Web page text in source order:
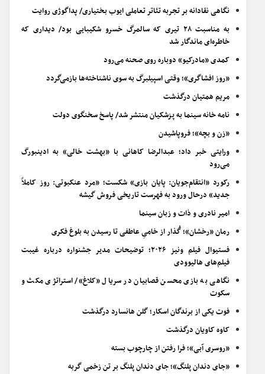
نگاهی نقادانه بر تجربه تئاتر تعاملی ایوب بختیاری/ پداگوژی روایت
به مناسبت ۲۸ تیری که سالمرگ خسرو شکیبایی بود/ دیداری که
خاطره‌ای ماندگار شد
کمدی «مادرکیو» دوباره روی صحنه می‌رود
«روز افشاگری»؛ وقتی اسپیلبرگ به سوی ناشناخته‌ها بازمی‌گردد
مریم همتیان درگذشت
نامه خانه سینما به پزشکیان منتشر شد/ پاسخ سخنگوی دولت
«زن و بچه»؛ فروپاشیدن
ورایتی خبر داد؛ عبدالرضا کاهانی با «بهشت خالی» به ادینبورگ
می‌رود
رکورد «انتقام‌جویان: پایان بازی» شکست؛ «مرد عنکبوتی: روز کاملاً
جدید» درحال ورود به فهرست تاریخی فروش گیشه
امیر نادری و ذات و زبان سینما
رمان «رخشان»؛ گُذار از خامیِ عاطفی تا رسیدن به بلوغ فکری
فستیوال فیلم ونیز ۲۰۲۶؛ توضیحات مدیر جشنواره درباره غیبت
فیلم‌های هالیوودی
نگاهی به بازی محسن قصابیان در سریال «کلاغ»/ استراتژی مکث و
سکوت
فوت یکی از برندگان اسکار؛ گلن هانسارد درگذشت
کاوه کاویان درگذشت
«روسری آبی»؛ فرا رفتن از چارچوب بسته
«جای دندان پلنگ»؛ جای دندان پلنگ بر تن زخمی گربه